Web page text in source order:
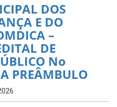
DOS
E DO
–
DE
No
PREÂMBULO